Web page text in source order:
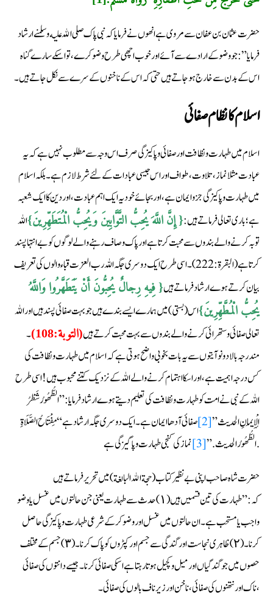
حضرت عثمان بن عفان سے مروی ہے انھو ں نے فرمایا کہ نبی پاک صلى الله عليه وسلمنےارشاد
فرمایا ”:جووضو کے ارادے سے آئے اور خوب اچھی طرح وضو کرے ،تو اسکے سارے گنا ہ
اس کے بدن سے خارج ہو جاتے ہیں حتی کہ اس کے نا خنوں کے سرے سے نکل جا تے ہیں ۔
اسلام كا نظام صفائی
اسلام میں طہارت و نظافت اور صفائی و پا کیزگی صرف اس وجہ سے مطلوب نہیں ہے کہ یہ
عبادت مثلا نماز ،تلاوت ،طواف اوراس جیسی عبادات کے لئے شرط لازم ہے۔ بلکہ اسلام
میں طہارت و پا کیزگی جزو ایمان ہے ،اور بجائے خود یہ ایک اہم عبادت ،اور دین کا ایک شعبہ
ہے؛باری تعالی فرما تے ہیں :{ إِنَّ اللَّهَ يُحِبُّ التَّوَّابِينَ وَيُحِبُّ الْمُتَطَهِّرِينَ}اللہ
توبہ کرنے والے بندوں سے محبت کرتا ہے اور پاک وصاف رہنے والے لوگوں کو بے انتہا پسند
کرتا ہے(البقرة:222) ۔اسی طرح ایک دوسری جگہ اللہ رب العزت قباء والوں کی تعریف
بیان کرتے ہوے ارشاد فرماتے ہیں{ فِيهِ رِجالٌ يُحِبُّونَ أَنْ يَتَطَهَّرُوا وَاللَّهُ
يُحِبُّ الْمُطَّهِّرِينَ}اس (بستى )میں ہما رے ایسے بندے ہیں جو بہت صفائی پسند ہیں اور اللہ
تعالی صفائی وستھرائی کرنے والے بندوں سے بہت محبت کرتے ہیں(التوبة:108)
۔
مندرجہ بالا دونو آیتوں سے یہ بات بخوبی واضح ہوتی ہے کہ اسلام میں طہارت و نظافت کی
کس درجہ اہمیت ہے ،اور اسکا اہتمام کرنے والے اللہ کے نزدیک کتنے محبوب ہیں !اسی طرح
اللہ کے نبی نے امت کو طہارت ونظافت کی تعلیم دیتے ہوے ارشاد فرمایا :” الطُّهُورُ شَطْرُ
الْإِيمَانِ الحديث”[2]
صفائی آدھاایمان ہے۔ايك دوسرى جگہ ارشاد ہے “مِفْتَاحُ الصَّلَاةِ
الطُّهُورُ الحديث.”[3]
نماز كى كنجى طہارت وپاگيزگى ہے.
حضرت شاہ صاحب اپنی بے نظیر کتاب (حجة الله البالغة) میں تحریر فرما تے ہیں
کہ:”طہارت کی تین قسمیں ہیں (١) حدث سے طہارت یعنی جن حا لتوں میں غسل یا وضو
واجب یا مستحب ہے ۔ان حالتوں میں غسل اور وضو کرکے شرعی طہا رت وپا کیزگی حا صل
کرنا۔(٢)ظاہری نجاست اور گندگی سے جسم اور کپڑوں کو پاک کرنا ۔(٣)جسم کے مختلف
حصوں میں جو گندگیاں اور میل وکچیل ہوتا رہتاہے اسکی صفائی کرنا ۔جیسے دانتوں کی صفائی
،ناک اور نتھنوں کی صفائی ،ناخن اور زیر ناف بالوں کی صفائی۔